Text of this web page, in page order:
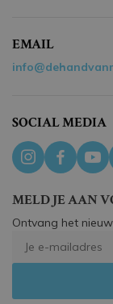
EMAIL
SOCIAL MEDIA
MELD JE AAN
Ontvang het